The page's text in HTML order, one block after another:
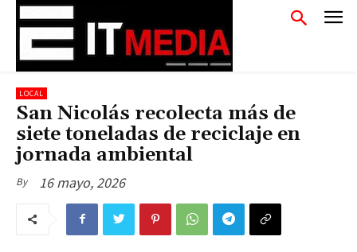
LOCAL
San Nicolás recolecta más de
siete toneladas de reciclaje en
jornada ambiental
By 16 mayo, 2026